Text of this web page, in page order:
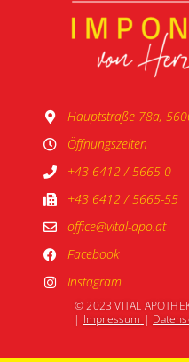
Hauptstraße 78a,
Öffnungszeiten
+43 6412 / 5665-0
+43 6412 / 5665-55
office@vital-apo.at
Facebook
Instagram
© 2023 VITAL
| Impressum |